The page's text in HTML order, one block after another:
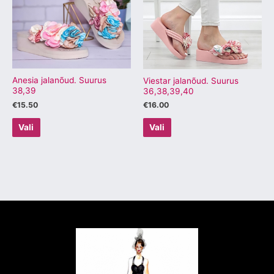
Anesia jalanõud. Suurus
38,39
€15.50
Vali
varianti.
Valikuid
saab
tootelehel.
Viestar jalanõud. Suurus
36,38,39,40
€16.00
Vali
mitu
varianti.
Valikuid
saab
tootelehel.